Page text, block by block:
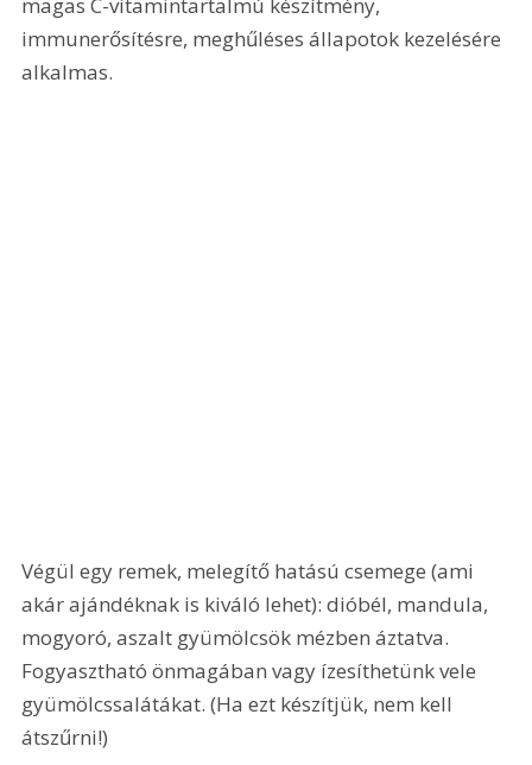
immunerősítésre, meghűléses állapotok kezelésére
alkalmas.
Végül egy remek, melegítő hatású csemege (ami
akár ajándéknak is kiváló lehet): dióbél, mandula,
mogyoró, aszalt gyümölcsök mézben áztatva.
Fogyasztható önmagában vagy ízesíthetünk vele
gyümölcssalátákat. (Ha ezt készítjük, nem kell
átszűrni!)